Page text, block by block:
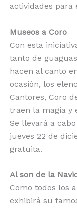
actividades para
Museos a Coro
Con esta
tanto de
hacen al canto
ocasión, los
Cantores, Coro
traen la magia y
Se llevará a
jueves 22 de
gratuita.
Al son de la
Como todos los
exhibirá su